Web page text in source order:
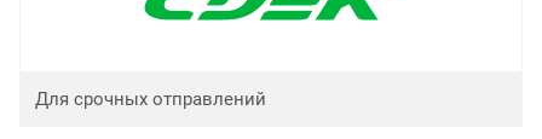
Для срочных отправлений